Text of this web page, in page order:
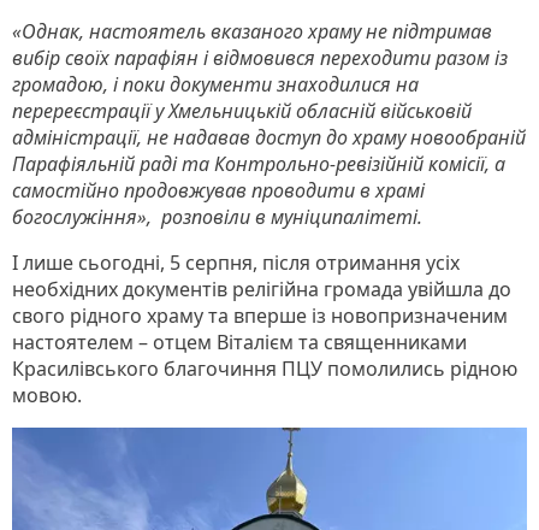
«Однак, настоятель вказаного храму не підтримав
вибір своїх парафіян і відмовився переходити разом із
громадою, і поки документи знаходилися на
перереєстрації у Хмельницькій обласній військовій
адміністрації, не надавав доступ до храму новообраній
Парафіяльній раді та Контрольно-ревізійній комісії, а
самостійно продовжував проводити в храмі
богослужіння», розповіли в муніципалітеті.
І лише сьогодні, 5 серпня, після отримання усіх
необхідних документів релігійна громада увійшла до
свого рідного храму та вперше із новопризначеним
настоятелем – отцем Віталієм та священниками
Красилівського благочиння ПЦУ помолились рідною
мовою.